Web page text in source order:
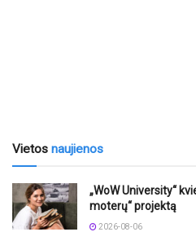
Vietos naujienos
„WoW University“
moterų“ projektą
2026-08-06